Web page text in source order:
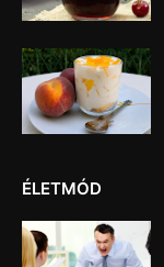
ÉLETMÓD